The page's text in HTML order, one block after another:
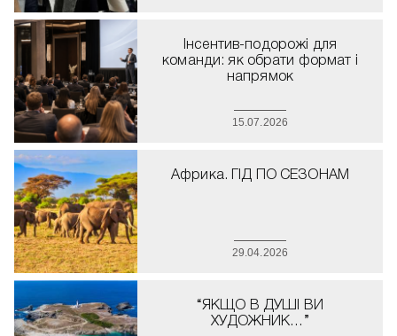
Інсентив-подорожі для
команди: як обрати формат і
напрямок
15.07.2026
Африка. ГІД ПО СЕЗОНАМ
29.04.2026
“ЯКЩО В ДУШІ ВИ
ХУДОЖНИК…”